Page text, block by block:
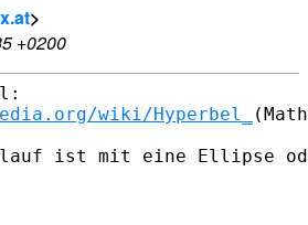
>
+0200
wiki/Hyperbel_
ist mit eine Ellipse